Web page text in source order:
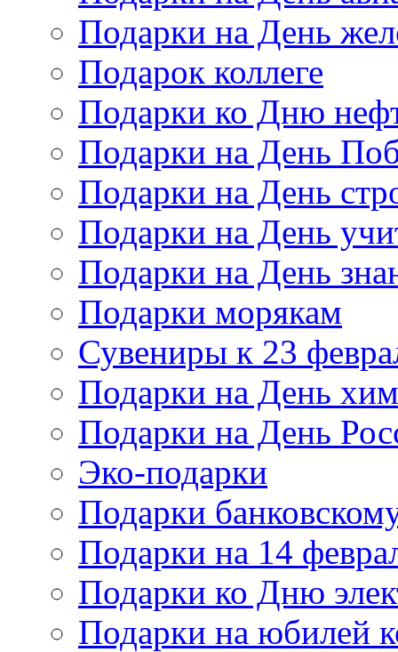
Подарки на День
Подарок коллеге
Подарки ко Дню
Подарки на День
Подарки на День
Подарки на День
Подарки на День
Подарки морякам
Сувениры к 23
Подарки на День
Подарки на День
Эко-подарки
Подарки
Подарки на 14
Подарки ко Дню
Подарки на юбилей